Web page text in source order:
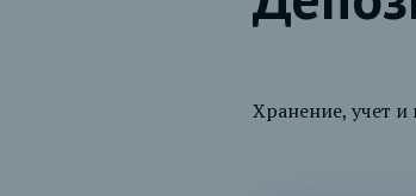
Хранение, учет